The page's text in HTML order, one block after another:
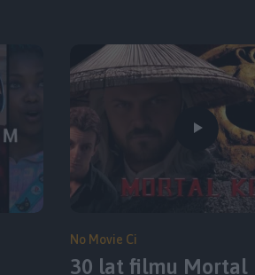
No Movie Ci
30 lat filmu Mortal